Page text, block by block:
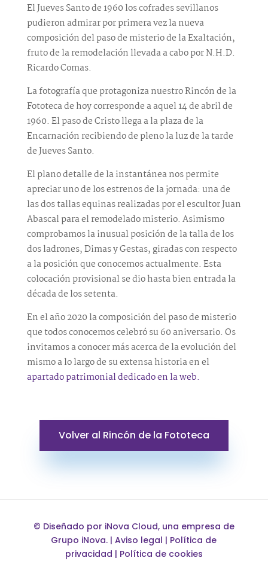
El Jueves Santo de 1960 los cofrades sevillanos
pudieron admirar por primera vez la nueva
composición del paso de misterio de la Exaltación,
fruto de la remodelación llevada a cabo por N.H.D.
Ricardo Comas.
La fotografía que protagoniza nuestro Rincón de la
Fototeca de hoy corresponde a aquel 14 de abril de
1960. El paso de Cristo llega a la plaza de la
Encarnación recibiendo de pleno la luz de la tarde
de Jueves Santo.
El plano detalle de la instantánea nos permite
apreciar uno de los estrenos de la jornada: una de
las dos tallas equinas realizadas por el escultor Juan
Abascal para el remodelado misterio. Asimismo
comprobamos la inusual posición de la talla de los
dos ladrones, Dimas y Gestas, giradas con respecto
a la posición que conocemos actualmente. Esta
colocación provisional se dio hasta bien entrada la
década de los setenta.
En el año 2020 la composición del paso de misterio
que todos conocemos celebró su 60 aniversario. Os
invitamos a conocer más acerca de la evolución del
mismo a lo largo de su extensa historia en el
apartado patrimonial dedicado en la web.
Volver al Rincón de la Fototeca
© Diseñado por iNova Cloud, una empresa de
Grupo iNova. |Aviso legal | Política de
privacidad | Política de cookies